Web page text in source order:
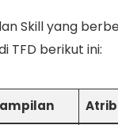
Skill yang
TFD berikut ini: